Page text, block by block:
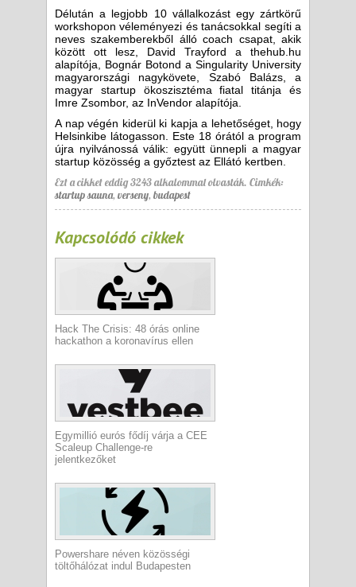
Délután a legjobb 10 vállalkozást egy zártkörű
workshopon véleményezi és tanácsokkal segíti a
neves szakemberekből álló coach csapat, akik
között ott lesz, David Trayford a thehub.hu
alapítója, Bognár Botond a Singularity University
magyarországi nagykövete, Szabó Balázs, a
magyar startup ökoszisztéma fiatal titánja és
Imre Zsombor, az InVendor alapítója.
A nap végén kiderül ki kapja a lehetőséget, hogy
Helsinkibe látogasson. Este 18 órától a program
újra nyilvánossá válik: együtt ünnepli a magyar
startup közösség a győztest az Ellátó kertben.
Ezt a cikket eddig 3243 alkalommal olvasták. Cimkék:
startup sauna, verseny, budapest
Kapcsolódó cikkek
Hack The Crisis: 48 órás online
hackathon a koronavírus ellen
Egymillió eurós fődíj várja a CEE
Scaleup Challenge-re
jelentkezőket
Powershare néven közösségi
töltőhálózat indul Budapesten